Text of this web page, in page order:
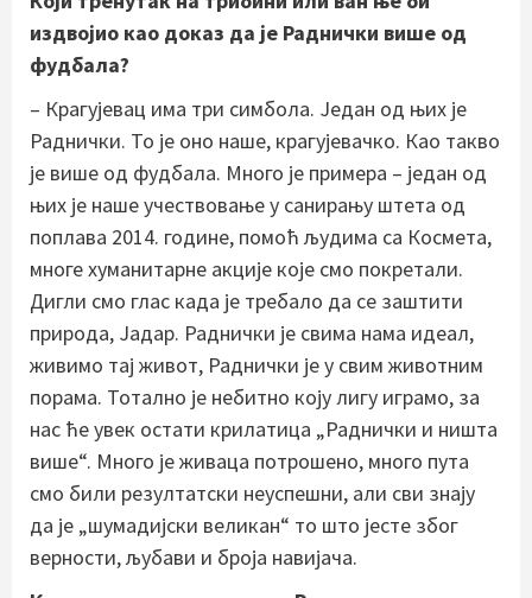
издвојио као доказ да је Раднички више од
фудбала?
– Крагујевац има три симбола. Један од њих је
Раднички. То је оно наше, крагујевачко. Као такво
је више од фудбала. Много је примера – један од
њих је наше учествовање у санирању штета од
поплава 2014. године, помоћ људима са Космета,
многе хуманитарне акције које смо покретали.
Дигли смо глас када је требало да се заштити
природа, Јадар. Раднички је свима нама идеал,
живимо тај живот, Раднички је у свим животним
порама. Тотално је небитно коју лигу играмо, за
нас ће увек остати крилатица „Раднички и ништа
више“. Много је живаца потрошено, много пута
смо били резултатски неуспешни, али сви знају
да је „шумадијски великан“ то што јесте због
верности, љубави и броја навијача.